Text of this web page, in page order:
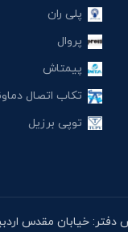
پلی ران
پروال
پیمتاش
تکاب اتصال
توپی برزیل